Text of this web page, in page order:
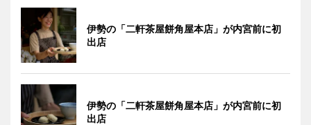
伊勢の「二軒茶屋餅角屋本店」が内宮前に初
出店
伊勢の「二軒茶屋餅角屋本店」が内宮前に初
出店